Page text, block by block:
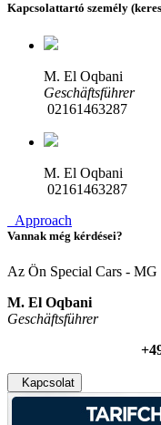
Kapcsolattartó személy
M. El Oqbani
Geschäftsführer
02161463287
M. El Oqbani
02161463287
Approach
Vannak még kérdései?
Az Ön Special Cars -
M. El Oqbani
Geschäftsführer
Kapcsolat